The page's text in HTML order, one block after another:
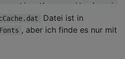
the security
verification
data
verifying Usn Journal...
verification completed.
in the Volume Bitmap.
Datei ist in
, aber ich finde es nur mit